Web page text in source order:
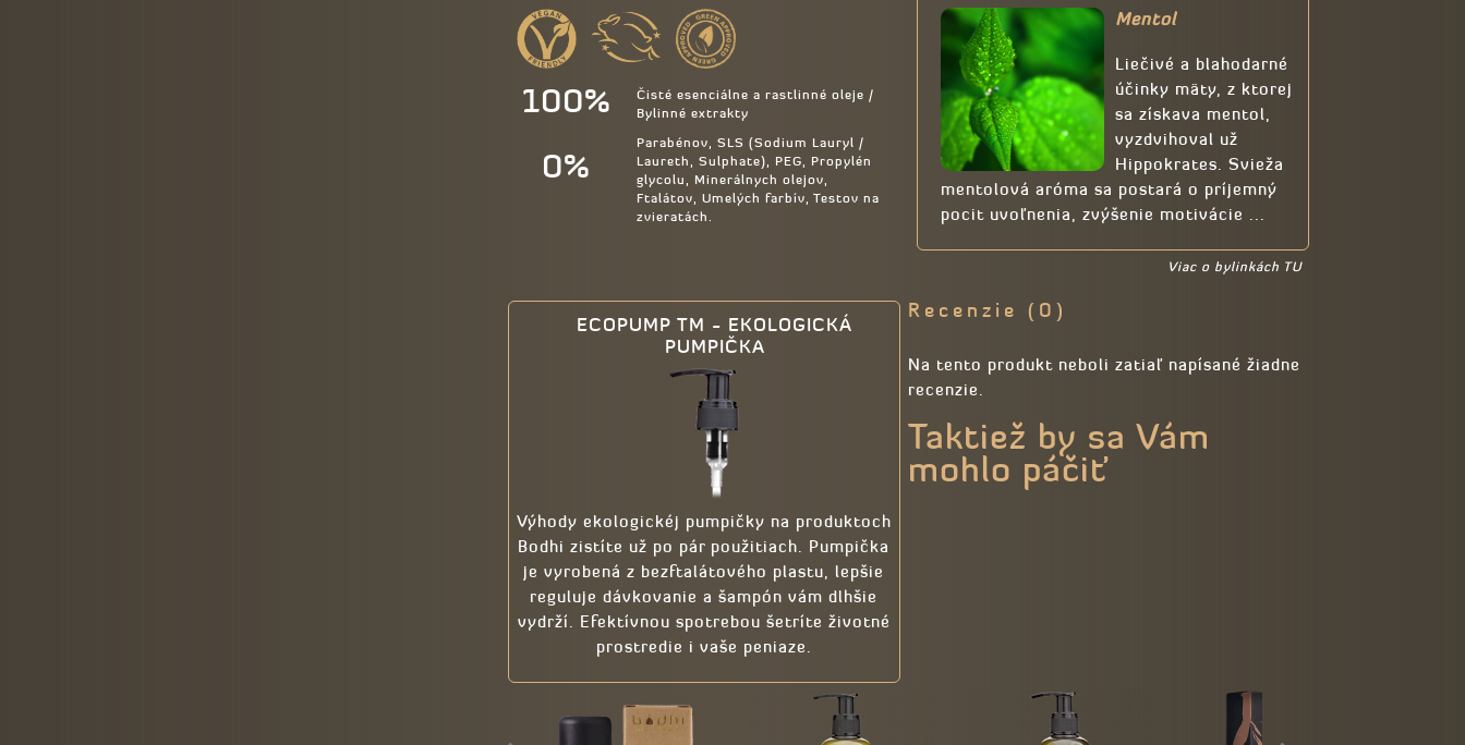
100%
Čisté esenciálne a rastlinné oleje /
Bylinné extrakty
0%
Parabénov, SLS (Sodium Lauryl /
Laureth, Sulphate), PEG, Propylén
glycolu, Minerálnych olejov,
Ftalátov, Umelých farbív, Testov na
zvieratách.
Mentol
Liečivé a blahodarné
účinky mäty, z ktorej
sa získava mentol,
vyzdvihoval už
Hippokrates. Svieža
mentolová aróma sa postará o príjemný
pocit uvoľnenia, zvýšenie motivácie ...
Viac o bylinkách TU
ECOPUMP TM - EKOLOGICKÁ
PUMPIČKA
Výhody ekologickéj pumpičky na produktoch
Bodhi zistíte už po pár použitiach. Pumpička
je vyrobená z bezftalátového plastu, lepšie
reguluje dávkovanie a šampón vám dlhšie
vydrží. Efektívnou spotrebou šetríte životné
prostredie i vaše peniaze.
Recenzie (0)
Na tento produkt neboli zatiaľ napísané žiadne
recenzie.
Taktiež by sa Vám
mohlo páčiť